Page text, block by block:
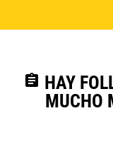
assignment HAY
MUCHO